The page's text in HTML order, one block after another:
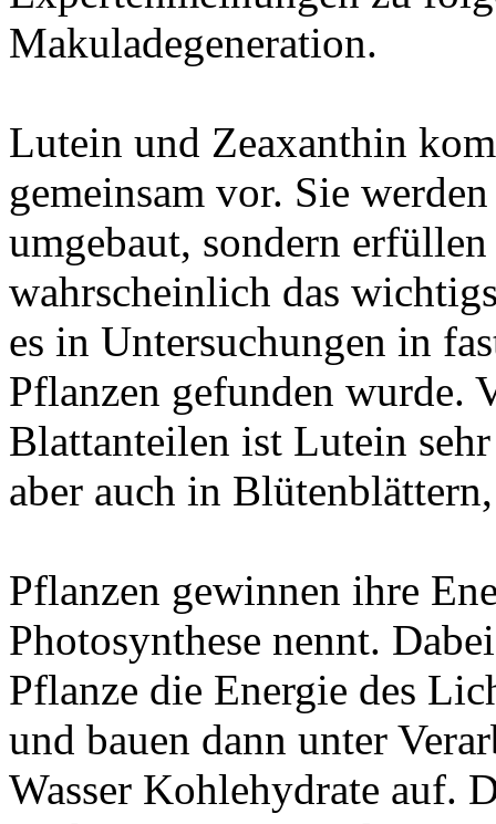
Makuladegeneration.
Lutein und Zeaxanthin
gemeinsam vor. Sie
umgebaut, sondern
wahrscheinlich das
es in Untersuchungen in
Pflanzen gefunden wurde.
Blattanteilen ist Lutein
aber auch in
Pflanzen gewinnen ihre
Photosynthese nennt.
Pflanze die Energie des
und bauen dann unter
Wasser Kohlehydrate auf.